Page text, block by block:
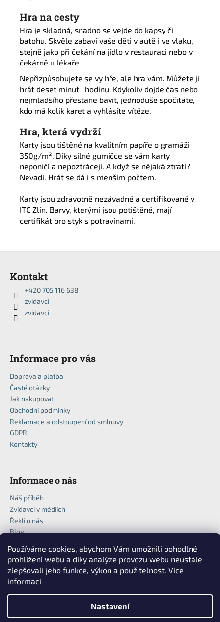
Používáme cookies, abychom Vám umožnili pohodlné
prohlížení webu a díky analýze provozu webu neustále
zlepšovali jeho funkce, výkon a použitelnost. Více
informací
Nastavení
Hra na cesty
Hra je skladná, snadno se vejde do kapsy či
batohu. Skvěle zabaví vaše děti v autě i ve vlaku,
stejně jako při čekání na jídlo v restauraci nebo v
čekárně u lékaře.
Nepřizpůsobujete se vy hře, ale hra vám. Můžete ji
hrát deset minut i hodinu. Kdykoliv dojde čas nebo
nejmladšího přestane bavit, jednoduše spočítáte,
kdo má kolik karet a vyhlásíte vítěze.
Hra, která vydrží
Karty jsou tištěné na kvalitním papíře o gramáži
350g/m². Díky silné gumičce se vám karty
neponičí a nepoztrácejí. A když se nějaká ztratí?
Nevadí. Hrát se dá i s menším počtem.
Karty jsou zdravotně nezávadné a certifikované v
ITC Zlín. Barvy, kterými jsou potištěné, mají
certifikát pro styk s potravinami.
Kontakt
+420 705 116 638
zvidavci
zvidavci
Informace pro vás
Doprava a platba
Časté otázky
Jak nakupovat
Obchodní podmínky
Reklamace a odstoupení od smlouvy
GDPR
Kontakty
Informace o nás
Náš příběh
Zvídavci v médiích
Řekli o nás
Blog